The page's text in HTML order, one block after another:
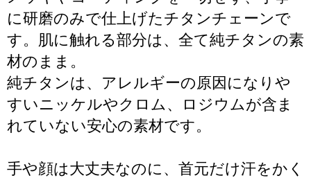
に研磨のみで仕上げたチタンチェーンで
す。肌に触れる部分は、全て純チタンの素
材のまま。
純チタンは、アレルギーの原因になりや
すいニッケルやクロム、ロジウムが含ま
れていない安心の素材です。
手や顔は大丈夫なのに、首元だけ汗をかく